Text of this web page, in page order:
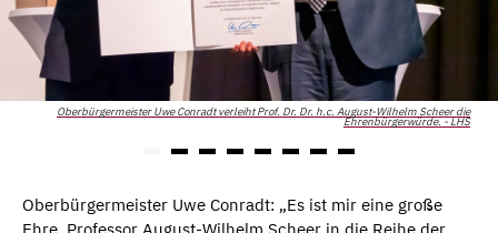
Oberbürgermeister Uwe Conradt verleiht Prof. Dr. Dr. h.c. August-Wilhelm Scheer die
Ehrenbürgerwürde. - LHS
Oberbürgermeister Uwe Conradt: „Es ist mir eine große
Ehre, Professor August-Wilhelm Scheer in die Reihe der